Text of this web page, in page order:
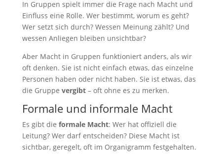
In Gruppen spielt immer die Frage nach Macht und
Einfluss eine Rolle. Wer bestimmt, worum es geht?
Wer setzt sich durch? Wessen Meinung zählt? Und
wessen Anliegen bleiben unsichtbar?
Aber Macht in Gruppen funktioniert anders, als wir
oft denken. Sie ist nicht einfach etwas, das einzelne
Personen haben oder nicht haben. Sie ist etwas, das
die Gruppe vergibt– oft ohne es zu merken.
Formale und informale Macht
Es gibt die formale Macht: Wer hat offiziell die
Leitung? Wer darf entscheiden? Diese Macht ist
sichtbar, geregelt, oft im Organigramm festgehalten.